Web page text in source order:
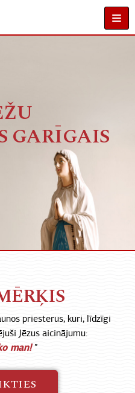
GARĪGAIS
priesterus, kuri, līdzīgi
Jēzus aicinājumu:
man!”